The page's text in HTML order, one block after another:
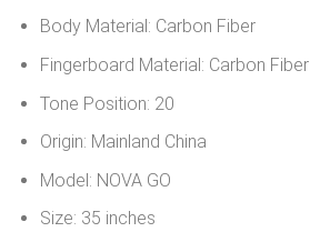
Body Material: Carbon Fiber
Fingerboard Material: Carbon Fiber
Tone Position: 20
Origin: Mainland China
Model: NOVA GO
Size: 35 inches